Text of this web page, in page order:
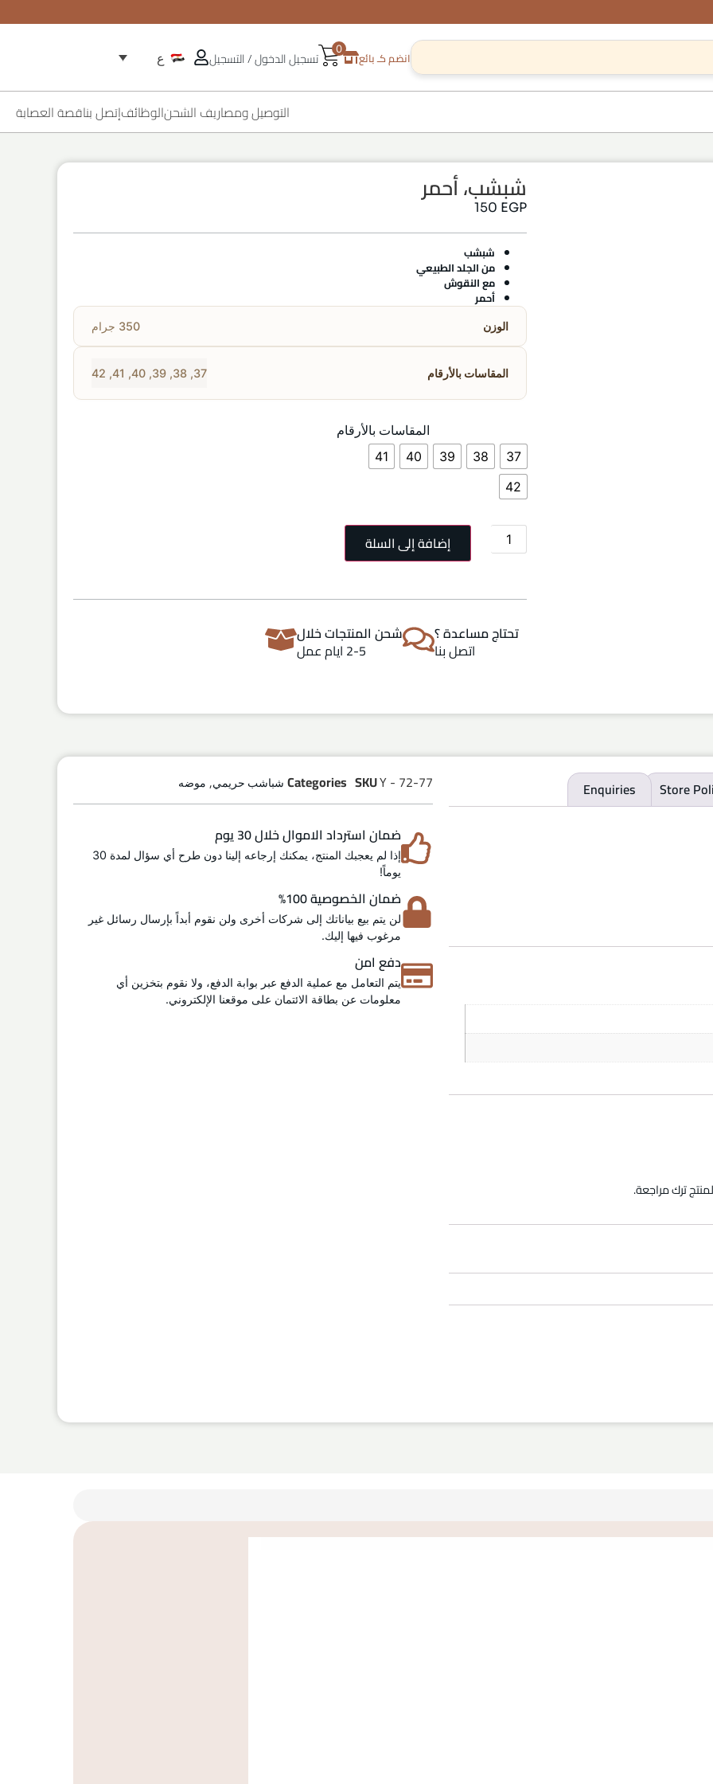
انضم كـ بائع 0 تسجيل الدخول / التسجيل ع
التوصيل ومصاريف الشحنالوظائفإتصل بناقصة العصابة
شبشب، أحمر
150 EGP
شبشب
من الجلد الطبيعي
مع النقوش
أحمر
الوزن 350 جرام
المقاسات بالأرقام 37
,
38
,
39
,
40
,
41
,
42
المقاسات بالأرقام
37
38
39
40
41
42
إضافة إلى السلة
تحتاج مساعدة ؟
اتصل بنا
شحن المنتجات خلال
2-5 ايام عمل
Store
Enquiries
ترك مراجعة.
SKUY - 72-77
Categories شباشب حريمي, موضه
ضمان استرداد الاموال خلال 30 يوم
إذا لم يعجبك المنتج، يمكنك إرجاعه إلينا دون طرح أي سؤال لمدة 30
يوماً!
ضمان الخصوصية 100%
لن يتم بيع بياناتك إلى شركات أخرى ولن نقوم أبداً بإرسال رسائل غير
مرغوب فيها إليك.
دفع امن
يتم التعامل مع عملية الدفع عبر بوابة الدفع، ولا نقوم بتخزين أي
معلومات عن بطاقة الائتمان على موقعنا الإلكتروني.